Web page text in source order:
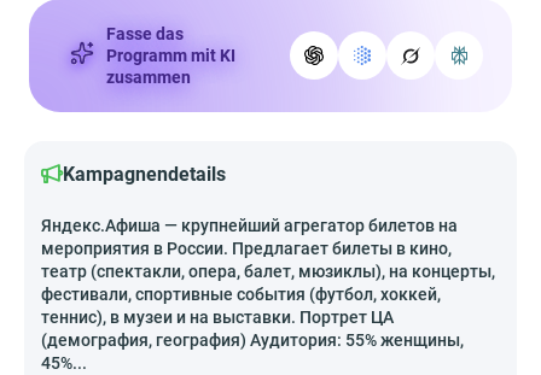
Fasse das
Programm mit KI
zusammen
Kampagnendetails
Яндекс.Афиша — крупнейший агрегатор билетов на
мероприятия в России. Предлагает билеты в кино,
театр (спектакли, опера, балет, мюзиклы), на концерты,
фестивали, спортивные события (футбол, хоккей,
теннис), в музеи и на выставки. Портрет ЦА
(демография, география) Аудитория: 55% женщины,
45%...